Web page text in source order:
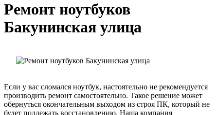
Ремонт ноутбуков
Бакунинская улица
Если у вас сломался ноутбук, настоятельно не рекомендуется
производить ремонт самостоятельно. Такое решение может
обернуться окончательным выходом из строя ПК, который не
будет подлежать восстановлению. Наша компания